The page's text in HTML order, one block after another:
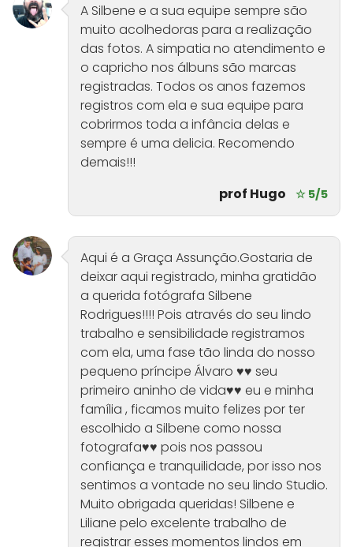
A Silbene e a sua equipe sempre são
muito acolhedoras para a realização
das fotos. A simpatia no atendimento e
o capricho nos álbuns são marcas
registradas. Todos os anos fazemos
registros com ela e sua equipe para
cobrirmos toda a infância delas e
sempre é uma delicia. Recomendo
demais!!!
prof Hugo
☆ 5/5
Aqui é a Graça Assunção.Gostaria de
deixar aqui registrado, minha gratidão
a querida fotógrafa Silbene
Rodrigues!!!! Pois através do seu lindo
trabalho e sensibilidade registramos
com ela, uma fase tão linda do nosso
pequeno príncipe Álvaro ♥️♥️ seu
primeiro aninho de vida♥️♥️ eu e minha
família , ficamos muito felizes por ter
escolhido a Silbene como nossa
fotografa♥️♥️ pois nos passou
confiança e tranquilidade, por isso nos
sentimos a vontade no seu lindo Studio.
Muito obrigada queridas! Silbene e
Liliane pelo excelente trabalho de
registrar esses momentos lindos em